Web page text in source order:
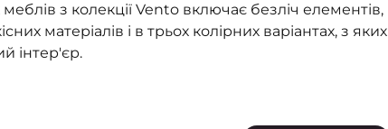
з колекції Vento включає безліч елементів,
матеріалів і в трьох колірних варіантах, з яких
інтер'єр.